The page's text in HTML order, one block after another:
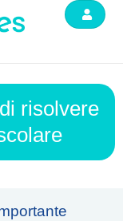
risolvere